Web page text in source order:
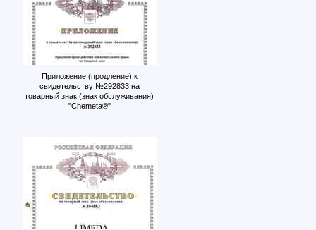
Приложение (продление) к
свидетельству №292833 на
товарный знак (знак обслуживания)
"Chemeta®"